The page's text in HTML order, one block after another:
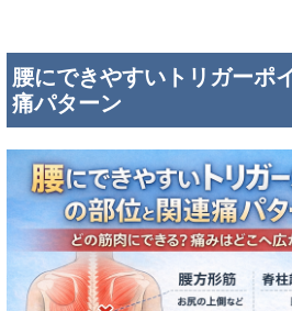
腰にできやすいトリガーポ
痛パターン